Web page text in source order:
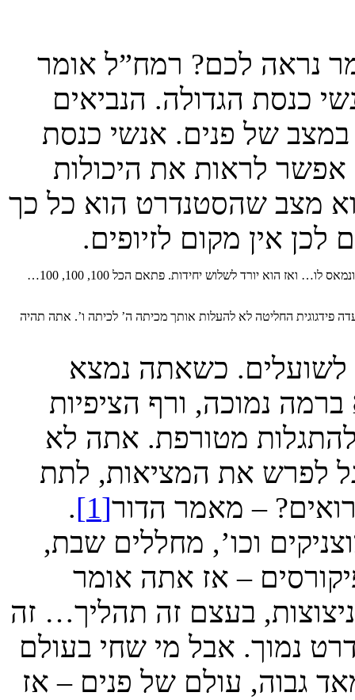
נראה לכם? רמח”ל אומר
כנסת הגדולה. הנביאים
של פנים. אנשי כנסת
לראות את היכולות
מצב שהסטנדרט הוא כל כך
לכן אין מקום לזיופים.
הילד שלא מסתדר בחמש יחידות? הוא לא מסדר. מקבל שבע במבחן. פעם מקבל 85, 82, ונמאס לו… ואז הוא יורד לשלוש יחידות. פתאם הכל 100, 100, 100…
באיפוריה. הנה, הכל 100! אם נשארת שנה, הועדה פידגוגית החליטה לא להעלות אותך מכיתה ה’ לכיתה ו’. אתה תהיה
לשועלים. כשאתה נמצא
נמוכה, ורף הציפיות
מטורפת. אתה לא
לפרש את המציאות, לתת
– מאמר הדור[1]
.
וכו’, מחללים שבת,
– אז אתה אומר
בעצם זה תהליך… זה
נמוך. אבל מי שחי בעולם
גבוה, עולם של פנים – אז